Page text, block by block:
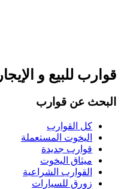
قوارب للبيع و الإيجار
البحث عن قوارب
كل القوارب
اليخوت المستعملة
قوارب جديدة
ميثاق اليخوت
القوارب الشراعية
زورق للسيارات